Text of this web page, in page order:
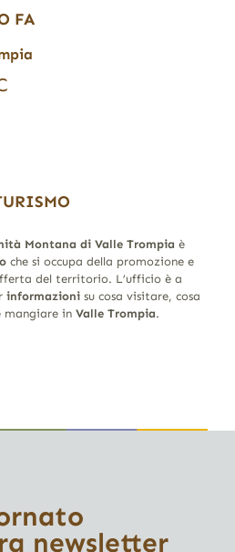
FA
Montana di Valle Trompia è
che si occupa della promozione e
del territorio. L’ufficio è a
informazionisu cosa visitare, cosa
mangiare in Valle Trompia.
newsletter